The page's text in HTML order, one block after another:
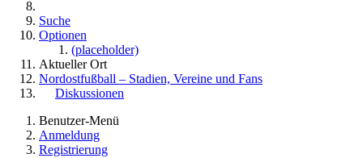
Suche
Optionen
(placeholder)
Aktueller Ort
Nordostfußball – Stadien, Vereine und Fans
Diskussionen
Benutzer-Menü
Anmeldung
Registrierung